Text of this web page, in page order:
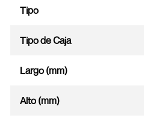
Tipo
Tipo de Caja
Largo (mm)
Alto (mm)